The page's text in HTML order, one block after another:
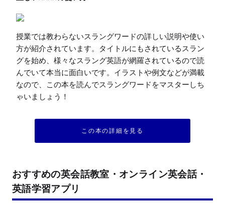
授業では教わらないスラングワードの詳しい説明や使い
方が紹介されています。タイトルにもされているスラン
グを始め、様々なスラング英語が網羅されているので読
んでいて本当に面白いです。イラストや例文などが満載
なので、この本を読んでスラングワードをマスターしち
ゃいましょう！
この本の詳細を見る
おすすめの英会話教室・オンライン英会話・
英語学習アプリ